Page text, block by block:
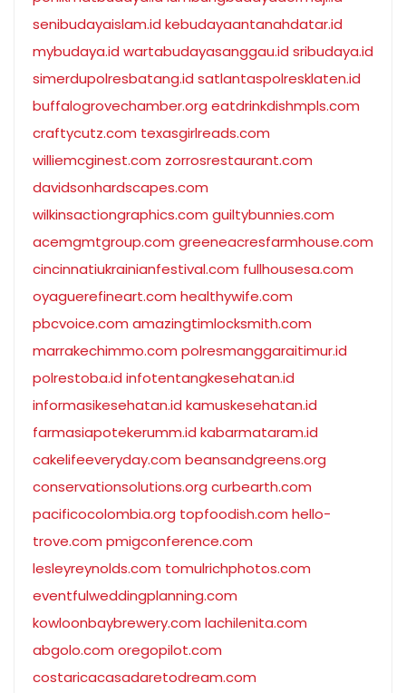
senibudayaislam.id kebudayaantanahdatar.id
mybudaya.id wartabudayasanggau.id sribudaya.id
simerdupolresbatang.id satlantaspolresklaten.id
buffalogrovechamber.org eatdrinkdishmpls.com
craftycutz.com texasgirlreads.com
williemcginest.com zorrosrestaurant.com
davidsonhardscapes.com
wilkinsactiongraphics.com guiltybunnies.com
acemgmtgroup.com greeneacresfarmhouse.com
cincinnatiukrainianfestival.com fullhousesa.com
oyaguerefineart.com healthywife.com
pbcvoice.com amazingtimlocksmith.com
marrakechimmo.com polresmanggaraitimur.id
polrestoba.id infotentangkesehatan.id
informasikesehatan.id kamuskesehatan.id
farmasiapotekerumm.id kabarmataram.id
cakelifeeveryday.com beansandgreens.org
conservationsolutions.org curbearth.com
pacificocolombia.org topfoodish.com hello-
trove.com pmigconference.com
lesleyreynolds.com tomulrichphotos.com
eventfulweddingplanning.com
kowloonbaybrewery.com lachilenita.com
abgolo.com oregopilot.com
costaricacasadaretodream.com